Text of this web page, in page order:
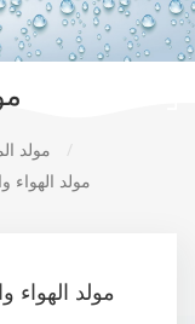
مولد
/
مولد الهواء
مولد الهواء